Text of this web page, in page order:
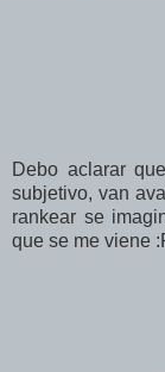
Debo aclarar
subjetivo, van
rankear se
que se me viene